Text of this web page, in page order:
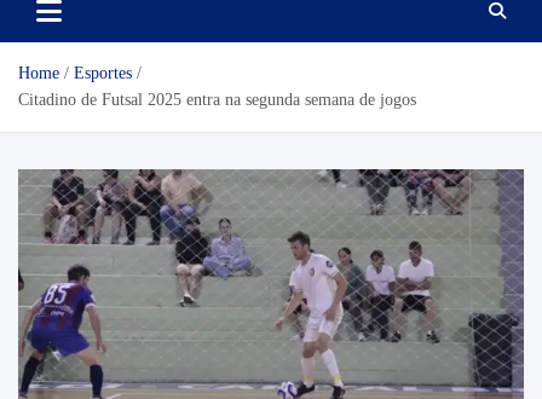
Home
Esportes
Citadino de Futsal 2025 entra na segunda semana de jogos